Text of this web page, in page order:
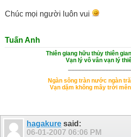
Chúc mọi người luôn vui
Tuấn Anh
Thiên giang hữu thủy thiên
Vạn lý vô vân vạn lý
Ngàn sông tràn nước ngàn
Vạn dặm không mây trời
hagakure said:
06-01-2007 06:06 PM